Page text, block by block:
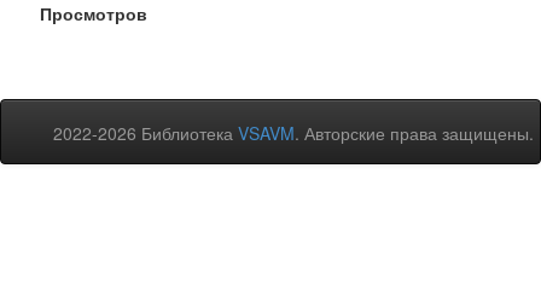
Просмотров
2022-2026 Библиотека VSAVM. Авторские права защищены.